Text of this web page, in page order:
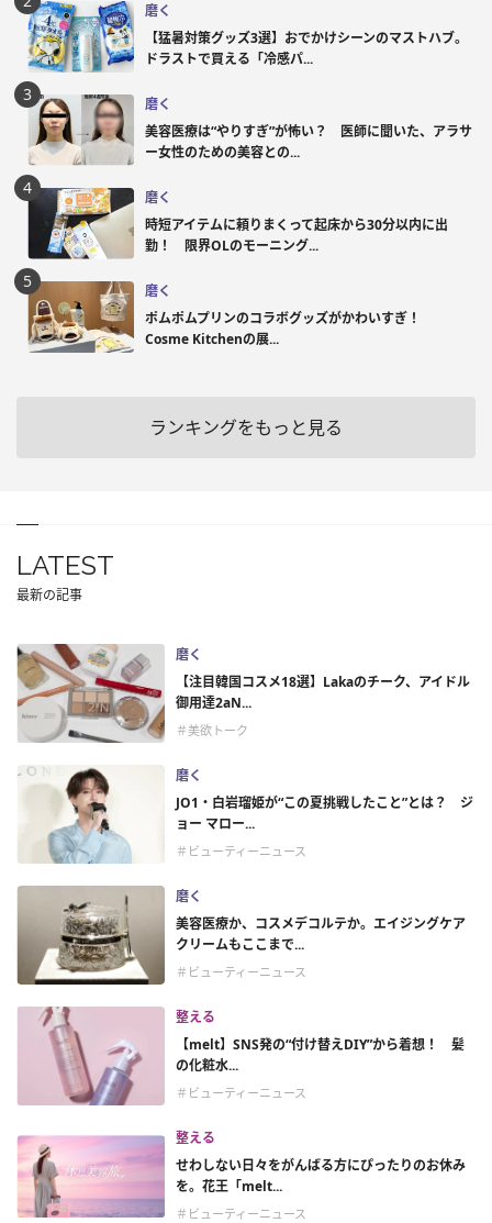
磨く
【猛暑対策グッズ3選】おでかけシーンのマストハブ。
ドラストで買える「冷感パ...
磨く
美容医療は“やりすぎ”が怖い？ 医師に聞いた、アラサ
ー女性のための美容との...
磨く
時短アイテムに頼りまくって起床から30分以内に出
勤！ 限界OLのモーニング...
磨く
ポムポムプリンのコラボグッズがかわいすぎ！
Cosme Kitchenの展...
ランキングをもっと見る
LATEST
最新の記事
磨く
【注目韓国コスメ18選】Lakaのチーク、アイドル
御用達2aN...
＃美欲トーク
磨く
JO1・白岩瑠姫が“この夏挑戦したこと”とは？ ジ
ョー マロー...
＃ビューティーニュース
磨く
美容医療か、コスメデコルテか。エイジングケア
クリームもここまで...
＃ビューティーニュース
整える
【melt】SNS発の“付け替えDIY”から着想！ 髪
の化粧水...
＃ビューティーニュース
整える
せわしない日々をがんばる方にぴったりのお休み
を。花王「melt...
＃ビューティーニュース